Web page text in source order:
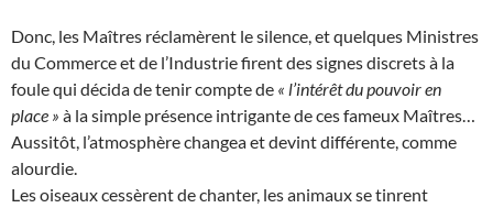
Donc, les Maîtres réclamèrent le silence, et quelques Ministres
du Commerce et de l’Industrie firent des signes discrets à la
foule qui décida de tenir compte de « l’intérêt du pouvoir en
place » à la simple présence intrigante de ces fameux Maîtres…
Aussitôt, l’atmosphère changea et devint différente, comme
alourdie.
Les oiseaux cessèrent de chanter, les animaux se tinrent